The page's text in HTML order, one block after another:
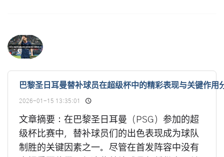
巴黎圣日耳曼替补球员在超级杯中的精彩表现与关键作用
2026-01-15 13:35:01
文章摘要：在巴黎圣日耳曼（PSG）参加的超
级杯比赛中，替补球员们的出色表现成为球队
制胜的关键因素之一。尽管在首发阵容中没有